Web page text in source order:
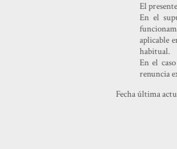
El
En el
aplicable
habitual.
En el
renuncia
Fecha última